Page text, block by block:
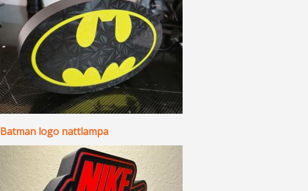
Batman logo nattlampa